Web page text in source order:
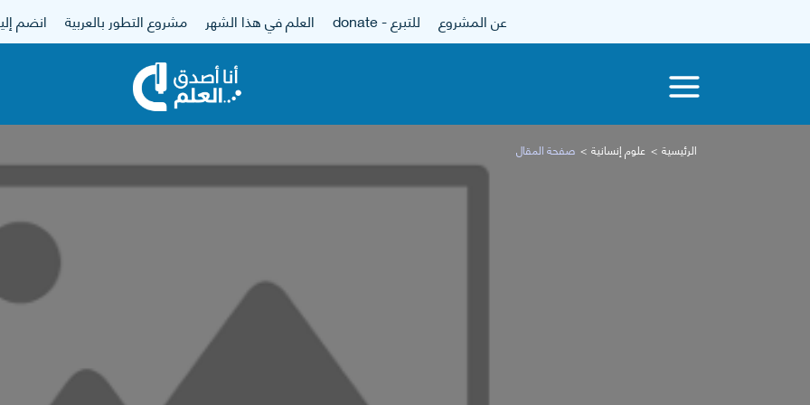
عن المشروع للتبرع - donate العلم في هذا الشهر مشروع التطور بالعربية انضم
الرئيسية علوم إنسانية صفحة المقال